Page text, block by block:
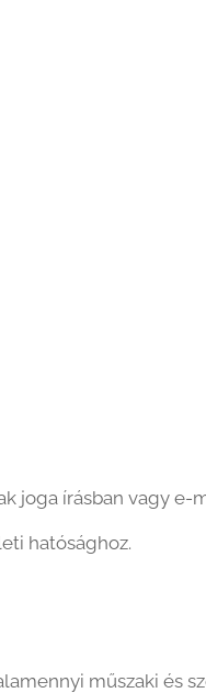
joga írásban vagy e-
hatósághoz.
műszaki és